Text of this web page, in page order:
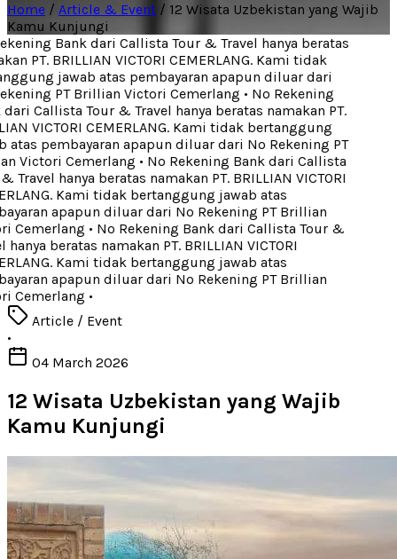
Home / Article & Event / 12 Wisata Uzbekistan yang Wajib
Kamu Kunjungi
Bank dari Callista Tour & Travel hanya beratas
PT. BRILLIAN VICTORI CEMERLANG. Kami tidak
jawab atas pembayaran apapun diluar dari
PT Brillian Victori Cemerlang• No Rekening
Callista Tour & Travel hanya beratas namakan PT.
VICTORI CEMERLANG. Kami tidak bertanggung
pembayaran apapun diluar dari No Rekening PT
Victori Cemerlang• No Rekening Bank dari Callista
Travel hanya beratas namakan PT. BRILLIAN VICTORI
Kami tidak bertanggung jawab atas
apapun diluar dari No Rekening PT Brillian
Cemerlang• No Rekening Bank dari Callista Tour &
beratas namakan PT. BRILLIAN VICTORI
Kami tidak bertanggung jawab atas
apapun diluar dari No Rekening PT Brillian
Cemerlang•
Article / Event
•
04 March 2026
12 Wisata Uzbekistan yang Wajib
Kamu Kunjungi